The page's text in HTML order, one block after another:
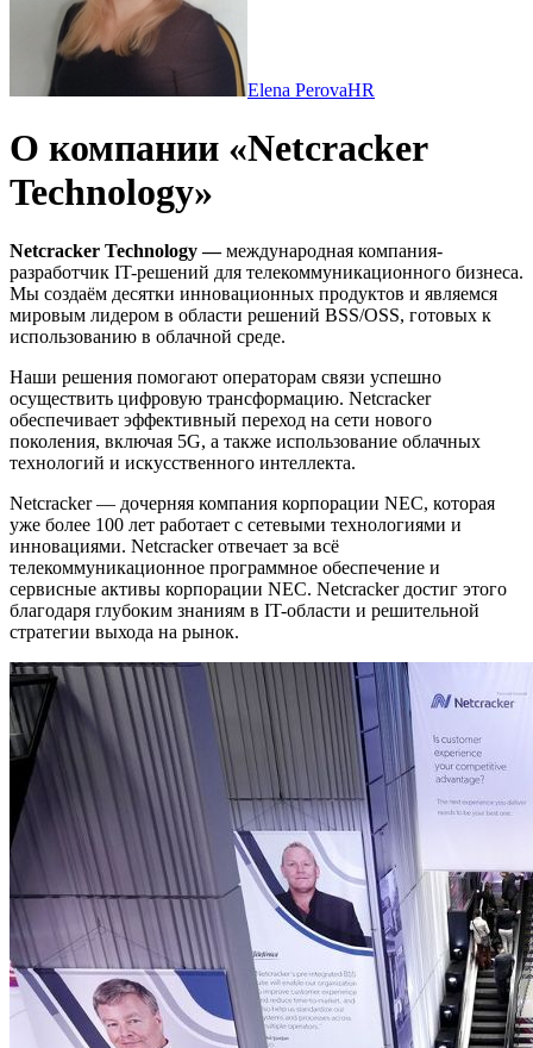
Elena PerovaHR
О компании «Netcracker
Technology»
Netcracker Technology —международная компания-
разработчик IT-решений для телекоммуникационного бизнеса.
Мы создаём десятки инновационных продуктов и являемся
мировым лидером в области решений BSS/OSS, готовых к
использованию в облачной среде.
Наши решения помогают операторам связи успешно
осуществить цифровую трансформацию. Netcracker
обеспечивает эффективный переход на сети нового
поколения, включая 5G, а также использование облачных
технологий и искусственного интеллекта.
Netcracker — дочерняя компания корпорации NEC, которая
уже более 100 лет работает с сетевыми технологиями и
инновациями. Netcracker отвечает за всё
телекоммуникационное программное обеспечение и
сервисные активы корпорации NEC. Netcracker достиг этого
благодаря глубоким знаниям в IT-области и решительной
стратегии выхода на рынок.